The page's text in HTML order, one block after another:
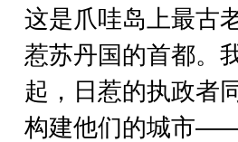
这是爪哇岛上最古
惹苏丹国的首都。
起，日惹的执政者
构建他们的城市